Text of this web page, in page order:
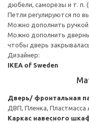
дюбели, саморезы и т. п.
Петли регулируются по
Можно дополнить ручкой.
Можно дополнить
чтобы дверь
Дизайнер:
IKEA of Sweden
Дверь/ фронтальная
ДВП, Пленка, Пластмасса
Каркас навесного